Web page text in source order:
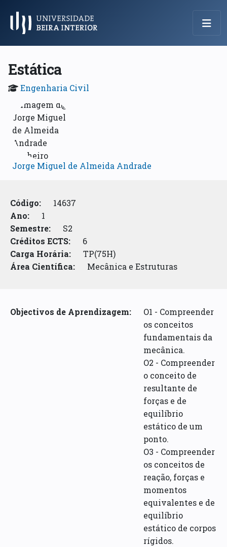
Menu Principal
Estática
Engenharia Civil
Jorge Miguel de Almeida Andrade
Código:
14637
Ano:
1
Semestre:
S2
Créditos ECTS:
6
Carga Horária:
TP(75H)
Área Científica:
Mecânica e Estruturas
Objectivos de Aprendizagem:
O1 - Compreender
os conceitos
fundamentais da
mecânica.
O2 - Compreender
o conceito de
resultante de
forças e de
equilíbrio
estático de um
ponto.
O3 - Compreender
os conceitos de
reação, forças e
momentos
equivalentes e de
equilíbrio
estático de corpos
rígidos.